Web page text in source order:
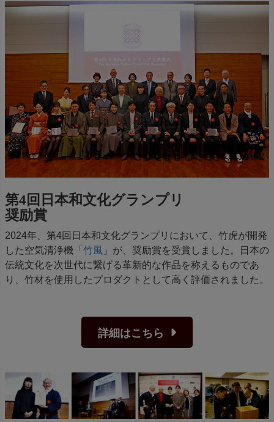
第4回日本和文化グランプリ
奨励賞
2024年、第4回日本和文化グランプリにおいて、竹虎が開発
した空気清浄機「 竹風 」が、奨励賞を受賞しました。日本の
伝統文化を次世代に繋げる革新的な作品を称えるものであ
り、竹材を使用したプロダクトとして高く評価されました。
詳細はこちら